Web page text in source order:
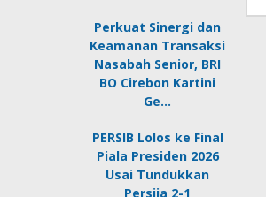
Perkuat Sinergi dan
Keamanan Transaksi
Nasabah Senior, BRI
BO Cirebon Kartini
Ge…
PERSIB Lolos ke Final
Piala Presiden 2026
Usai Tundukkan
Persija 2-1